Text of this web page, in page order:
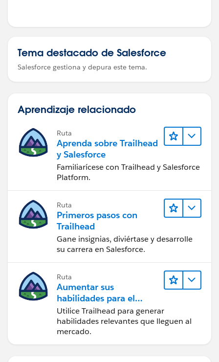
Tema destacado de Salesforce
Salesforce gestiona y depura este tema.
Aprendizaje relacionado
Ruta
Aprenda sobre Trailhead
y Salesforce
Familiarícese con Trailhead y Salesforce
Platform.
Ruta
Primeros pasos con
Trailhead
Gane insignias, diviértase y desarrolle
su carrera en Salesforce.
Ruta
Aumentar sus
habilidades para el
futuro con Trailhead
Utilice Trailhead para generar
habilidades relevantes que lleguen al
mercado.